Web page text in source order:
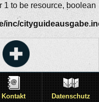
1 to be resource, boolean
inc/
Kontakt Datenschutz